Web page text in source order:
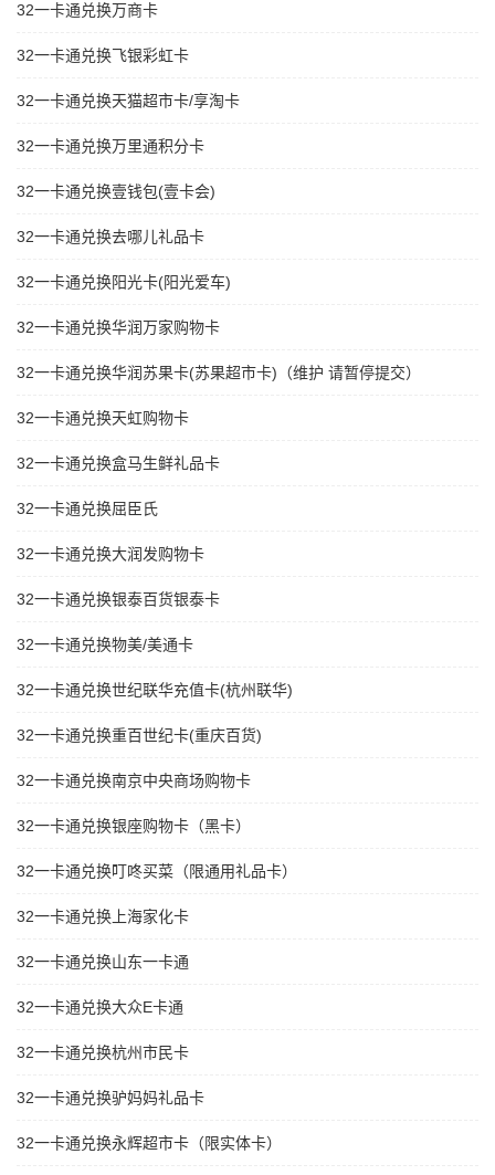
32一卡通兑换万商卡
32一卡通兑换飞银彩虹卡
32一卡通兑换天猫超市卡/享淘卡
32一卡通兑换万里通积分卡
32一卡通兑换壹钱包(壹卡会)
32一卡通兑换去哪儿礼品卡
32一卡通兑换阳光卡(阳光爱车)
32一卡通兑换华润万家购物卡
32一卡通兑换华润苏果卡(苏果超市卡)（维护 请暂停提交）
32一卡通兑换天虹购物卡
32一卡通兑换盒马生鲜礼品卡
32一卡通兑换屈臣氏
32一卡通兑换大润发购物卡
32一卡通兑换银泰百货银泰卡
32一卡通兑换物美/美通卡
32一卡通兑换世纪联华充值卡(杭州联华)
32一卡通兑换重百世纪卡(重庆百货)
32一卡通兑换南京中央商场购物卡
32一卡通兑换银座购物卡（黑卡）
32一卡通兑换叮咚买菜（限通用礼品卡）
32一卡通兑换上海家化卡
32一卡通兑换山东一卡通
32一卡通兑换大众E卡通
32一卡通兑换杭州市民卡
32一卡通兑换驴妈妈礼品卡
32一卡通兑换永辉超市卡（限实体卡）